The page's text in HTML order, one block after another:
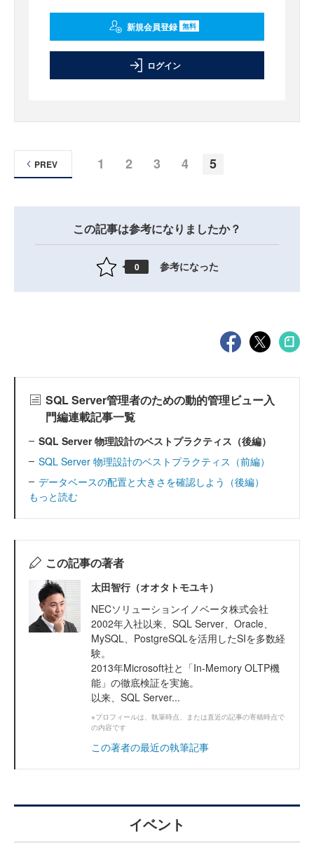
新規会員登録 無料
ログイン
1 2 3 4 5
PREV
この記事は参考になりましたか？
0 参考になった
SQL Server管理者のための動的管理ビュー入
門編連載記事一覧
SQL Server 物理設計のベストプラクティス（後編）
SQL Server 物理設計のベストプラクティス（前編）
データベースの配置と大きさを確認しよう（後編）
もっと読む
この記事の著者
太田智行（オオタトモユキ）
NECソリューションイノベータ株式会社
2002年入社以来、SQL Server、Oracle、
MySQL、PostgreSQLを活用したSIを多数経
験。
2013年Microsoft社と「In-Memory OLTP機
能」の徹底検証を実施。
以来、SQL Server...
※プロフィールは、執筆時点、または直近の記事の寄稿時点で
の内容です
この著者の最近の執筆記事
イベント